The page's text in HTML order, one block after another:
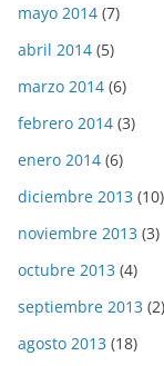
mayo 2014 (7)
abril 2014 (5)
marzo 2014 (6)
febrero 2014 (3)
enero 2014 (6)
diciembre 2013 (10)
noviembre 2013 (3)
octubre 2013 (4)
septiembre 2013 (2)
agosto 2013 (18)